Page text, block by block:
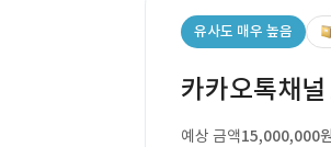
유사도 매우 높음
카카오톡채
예상 금액15,000,000